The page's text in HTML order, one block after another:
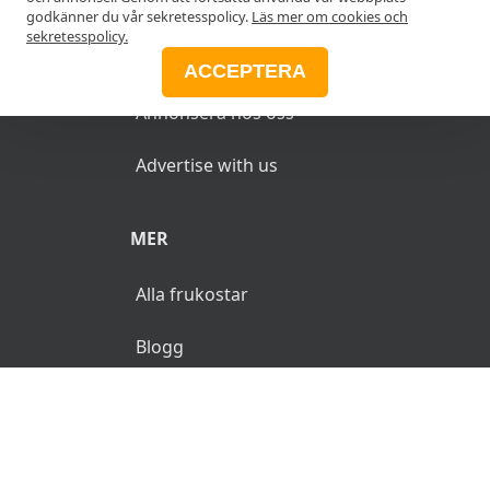
ANNONSERA
Annonsera hos oss
Advertise with us
MER
Alla frukostar
Blogg
godkänner du vår sekretesspolicy. Läs mer om cookies och
sekretesspolicy.
ACCEPTERA